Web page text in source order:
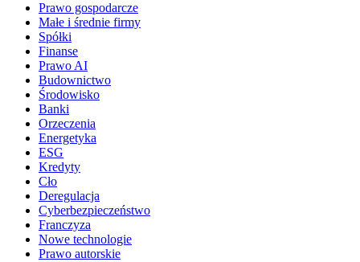
Prawo gospodarcze
Małe i średnie firmy
Spółki
Finanse
Prawo AI
Budownictwo
Środowisko
Banki
Orzeczenia
Energetyka
ESG
Kredyty
Cło
Deregulacja
Cyberbezpieczeństwo
Franczyza
Nowe technologie
Prawo autorskie